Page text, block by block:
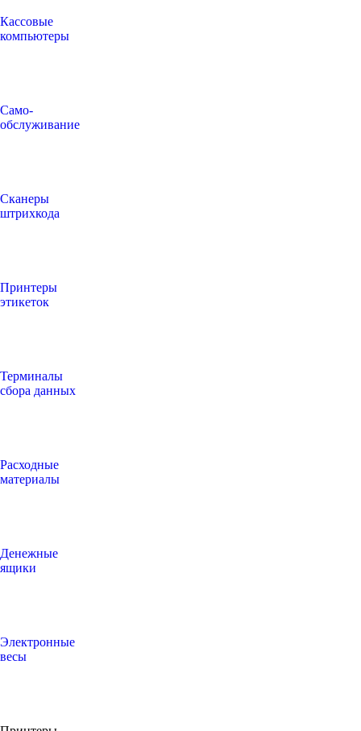
Кассовые
компьютеры
Само-
обслуживание
Сканеры
штрихкода
Принтеры
этикеток
Терминалы
сбора данных
Расходные
материалы
Денежные
ящики
Электронные
весы